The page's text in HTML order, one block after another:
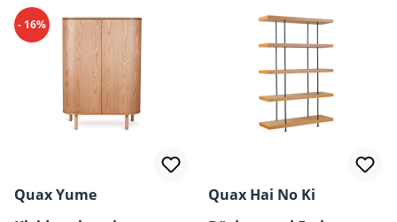
- 16%
Quax Yume
Quax Hai No Ki